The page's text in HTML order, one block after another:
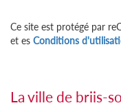
Ce site est protégé par
et es Conditions
la ville de briis-